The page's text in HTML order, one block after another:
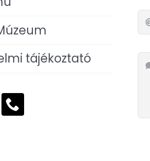
tájékoztató